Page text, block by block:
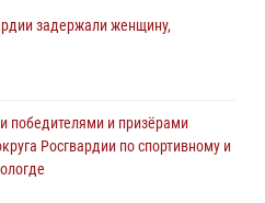
задержали женщину,
победителями и призёрами
Росгвардии по спортивному и